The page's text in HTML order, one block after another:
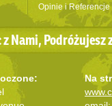
Opinie i Referencje
Nami, Podróżujesz
Na